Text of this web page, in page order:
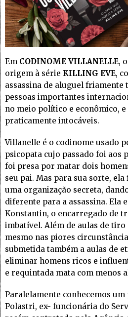
Em CODINOME VILLANELLE,
origem à série KILLING EVE,
assassina de aluguel
pessoas importantes
no meio político e econômico,
praticamente intocáveis.
Villanelle é o codinome usado
psicopata cujo passado foi aos
foi presa por matar dois
seu pai. Mas para sua sorte,
uma organização secreta,
diferente para a assassina. Ela
Konstantin, o encarregado de
imbatível. Além de aulas de tiro
mesmo nas piores
submetida também a aulas de
eliminar homens ricos e
e requintada mata com menos
Paralelamente conhecemos um
Polastri, ex- funcionária do